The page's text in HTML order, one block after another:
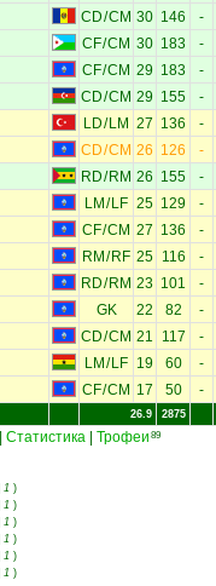
CD/CM 30 146 -
CF/CM 30 183 -
CF/CM 29 183 -
CD/CM 29 155 -
LD/ LM 27 136 -
CD/CM 26 126 -
RD/ RM 26 155 -
LM / LF 25 129 -
CF/CM 27 136 -
RM / RF 25 116 -
RD/ RM 23 101 -
GK 22 82 -
CD/CM 21 117 -
LM / LF 19 60 -
CF/CM 17 50 -
26.9 2875
Статистика Трофеи 89
1 )
1 )
1 )
1 )
1 )
1 )